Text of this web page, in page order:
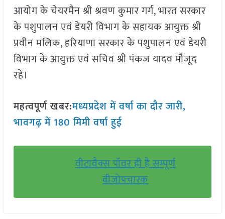
आयोग के चेयरमैन श्री श्रवण कुमार गर्ग, भारत सरकार
के पशुपालन एवं डेयरी विभाग के सहायक आयुक्त श्री
प्रवीन मलिक, हरियाणा सरकार के पशुपालन एवं डेयरी
विभाग के आयुक्त एवं सचिव श्री पंकज यादव मौजूद
रहे।
महत्वपूर्ण खबर:मध्यप्रदेश में वर्षा का दौर जारी,
भावगढ़ में 180 मिमी वर्षा हुई
वीटावैक्स पॉवर ही है सम्पूर्ण
बीजोपचारक